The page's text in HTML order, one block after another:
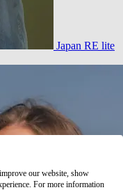
Japan RE lite
our website, show
For more information